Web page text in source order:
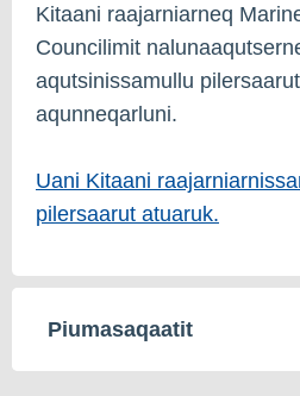
Kitaani raajarniarneq
Councilimit
aqutsinissamullu
aqunneqarluni.
Uani Kitaani
pilersaarut atuaruk.
Piumasaqaatit